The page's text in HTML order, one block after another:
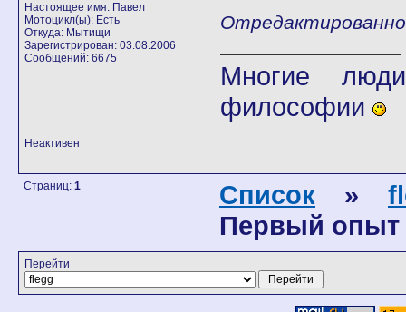
Настоящее имя: Павел
Мотоцикл(ы): Есть
Откуда: Мытищи
Зарегистрирован: 03.08.2006
Сообщений: 6675
Многие
философии
Неактивен
Страниц: 1 Список »
Первый опыт
Перейти